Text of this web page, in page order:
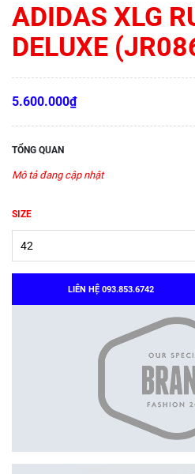
ADIDAS XLG
DELUXE
5.600.000₫
TỔNG QUAN
Mô tả đang cập nhật
SIZE
LIÊN HỆ 093.853.6742